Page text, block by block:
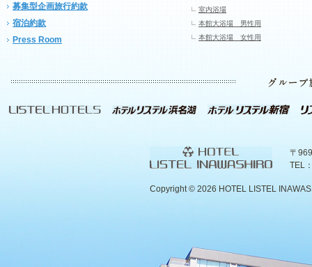
募集型企画旅行約款
宿泊約款
Press Room
室内浴場
本館大浴場 男性用
本館大浴場 女性用
〒
TEL
Copyright © 2026 HOTEL LISTEL